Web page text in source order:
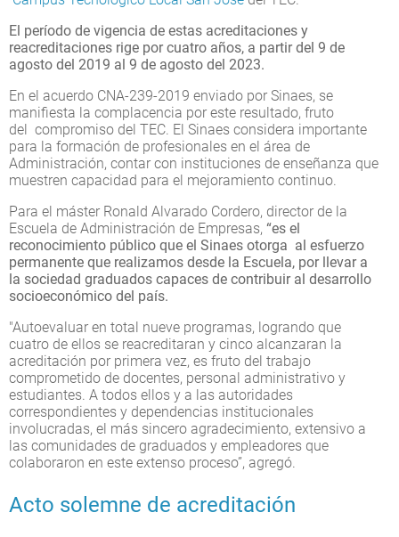
El período de vigencia de estas acreditaciones y
reacreditaciones rige por cuatro años, a partir del 9 de
agosto del 2019 al 9 de agosto del 2023.
En el acuerdo CNA-239-2019 enviado por Sinaes, se
manifiesta la complacencia por este resultado, fruto
del compromiso del TEC. El Sinaes considera importante
para la formación de profesionales en el área de
Administración, contar con instituciones de enseñanza que
muestren capacidad para el mejoramiento continuo.
Para el máster Ronald Alvarado Cordero, director de la
Escuela de Administración de Empresas, “es el
reconocimiento público que el Sinaes otorga al esfuerzo
permanente que realizamos desde la Escuela, por llevar a
la sociedad graduados capaces de contribuir al desarrollo
socioeconómico del país.
"Autoevaluar en total nueve programas, logrando que
cuatro de ellos se reacreditaran y cinco alcanzaran la
acreditación por primera vez, es fruto del trabajo
comprometido de docentes, personal administrativo y
estudiantes. A todos ellos y a las autoridades
correspondientes y dependencias institucionales
involucradas, el más sincero agradecimiento, extensivo a
las comunidades de graduados y empleadores que
colaboraron en este extenso proceso”, agregó.
Acto solemne de acreditación